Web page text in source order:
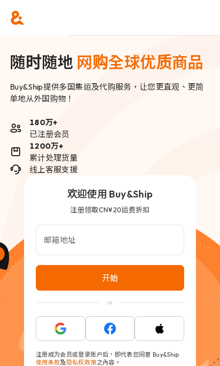
随时随地 网购全球优质商品
Buy&Ship提供多国集运及代购服务，让您更直观、更简
单地从外国购物！
180万+
已注册会员
1200万+
累计处理货量
线上客服支援
欢迎使用 Buy&Ship
注册领取CN¥20运费折扣
邮箱地址
开始
or
注册成为会员或登录账户后，即代表您同意 Buy&Ship
使用条款及隐私权政策之內容。